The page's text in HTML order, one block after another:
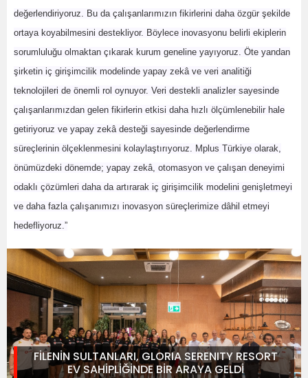
değerlendiriyoruz. Bu da çalışanlarımızın fikirlerini daha özgür şekilde
ortaya koyabilmesini destekliyor. Böylece inovasyonu belirli ekiplerin
sorumluluğu olmaktan çıkarak kurum geneline yayıyoruz. Öte yandan
şirketin iç girişimcilik modelinde yapay zekâ ve veri analitiği
teknolojileri de önemli rol oynuyor. Veri destekli analizler sayesinde
çalışanlarımızdan gelen fikirlerin etkisi daha hızlı ölçümlenebilir hale
getiriyoruz ve yapay zekâ desteği sayesinde değerlendirme
süreçlerinin ölçeklenmesini kolaylaştırıyoruz. Mplus Türkiye olarak,
önümüzdeki dönemde; yapay zekâ, otomasyon ve çalışan deneyimi
odaklı çözümleri daha da artırarak iç girişimcilik modelini genişletmeyi
ve daha fazla çalışanımızı inovasyon süreçlerimize dâhil etmeyi
hedefliyoruz.”
FİLENİN SULTANLARI, GLORIA SERENITY RESORT
EV SAHİPLİĞİNDE BİR ARAYA GELDİ